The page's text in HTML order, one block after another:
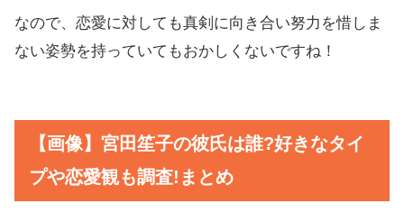
なので、恋愛に対しても真剣に向き合い努力を惜しま
ない姿勢を持っていてもおかしくないですね！
【画像】宮田笙子の彼氏は誰?好きなタイ
プや恋愛観も調査!まとめ